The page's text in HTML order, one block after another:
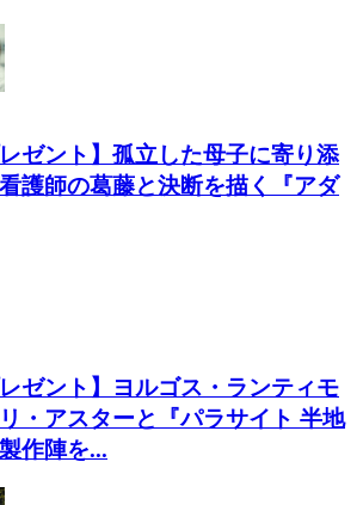
レゼント】孤立した母子に寄り添
護師の葛藤と決断を描く『アダ
レゼント】ヨルゴス・ランティモ
・アスターと『パラサイト 半地
作陣を...